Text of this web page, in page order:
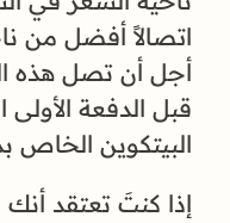
اتصالاً أفضل من
أجل أن تصل هذه
قبل الدفعة الأولى
البيتكوين الخاص
إذا كنتَ تعتقد